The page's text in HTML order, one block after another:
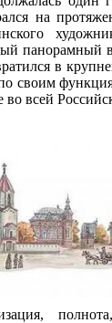
на
панорамный
в
своим
во всей